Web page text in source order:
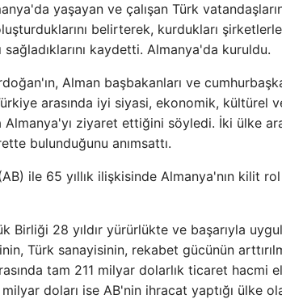
yaşayan ve çalışan Türk
belirterek, kurdukları
kaydetti. Almanya'da kuruldu.
Alman başbakanları ve
arasında iyi siyasi, ekonomik, kültürel
ziyaret ettiğini söyledi. İki ülke
bulunduğunu anımsattı.
ile 65 yıllık ilişkisinde Almanya'nın kilit rol
Birliği 28 yıldır yürürlükte ve başarıyla
Türk sanayisinin, rekabet gücünün
tam 211 milyar dolarlık ticaret hacmi
doları ise AB'nin ihracat yaptığı ülke